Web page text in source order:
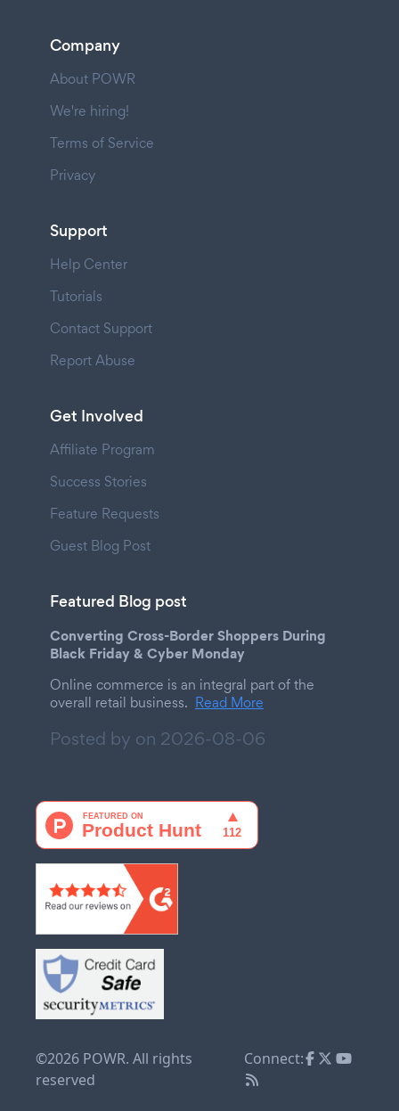
Company
About POWR
We're hiring!
Terms of Service
Privacy
Support
Help Center
Tutorials
Contact Support
Report Abuse
Get Involved
Affiliate Program
Success Stories
Feature Requests
Guest Blog Post
Featured Blog post
Converting Cross-Border Shoppers During
Black Friday & Cyber Monday
Online commerce is an integral part of the
overall retail business. Read More
Posted by on 2026-08-06
©2026 POWR. All rights
reserved
Connect: